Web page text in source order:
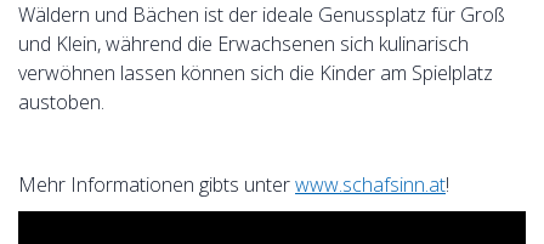
Wäldern und Bächen ist der ideale Genussplatz für Groß
und Klein, während die Erwachsenen sich kulinarisch
verwöhnen lassen können sich die Kinder am Spielplatz
austoben.
Mehr Informationen gibts unterwww.schafsinn.at!